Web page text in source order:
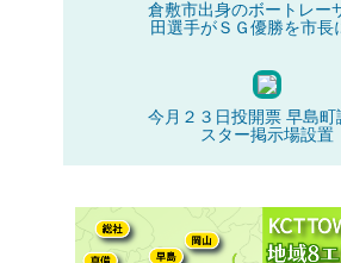
倉敷市出身のボートレー
田選手がＳＧ優勝を市長
今月２３日投開票 早島町
スター掲示場設置